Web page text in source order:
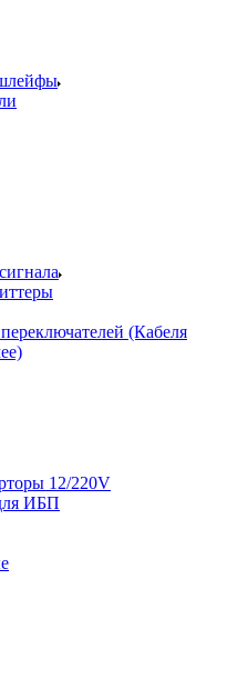
(Кабеля
12/220V
ИБП